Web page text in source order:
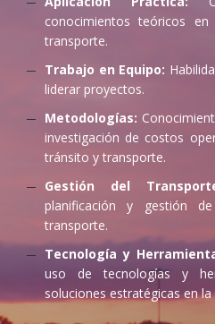
conocimientos teóricos
transporte.
Trabajo en Equipo:
liderar proyectos.
Metodologías:
investigación de costos
tránsito y transporte.
Gestión del
planificación y gestión
transporte.
Tecnología y
uso de tecnologías y
soluciones estratégicas en